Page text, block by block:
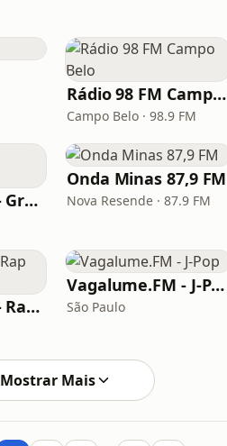
Rádio 98 FM Campo Belo
Campo Belo · 98.9 FM
Vagalume.FM - Grammy 2017
Onda Minas 87,9 FM
Nova Resende · 87.9 FM
Vagalume.FM - Rap Nacional
Vagalume.FM - J-Pop
São Paulo
Mostrar Mais